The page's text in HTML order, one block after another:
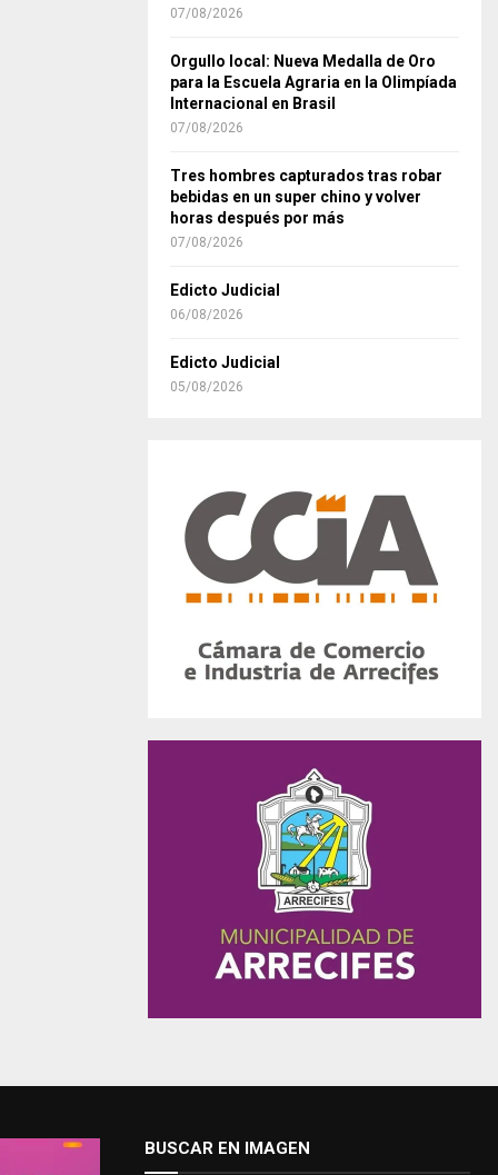
07/08/2026
Orgullo local: Nueva Medalla de Oro
para la Escuela Agraria en la Olimpíada
Internacional en Brasil
07/08/2026
Tres hombres capturados tras robar
bebidas en un super chino y volver
horas después por más
07/08/2026
Edicto Judicial
06/08/2026
Edicto Judicial
05/08/2026
BUSCAR EN IMAGEN